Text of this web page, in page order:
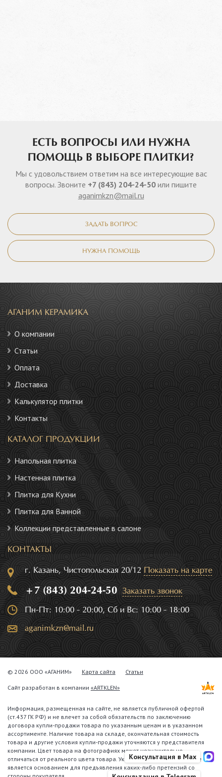
ЕСТЬ ВОПРОСЫ ИЛИ НУЖНА
ПОМОЩЬ В ВЫБОРЕ ПЛИТКИ?
Мы с удовольствием ответим на все интересующие вас
вопросы. Звоните +7 (843) 204-24-50 или пишите
aganimkzn@mail.ru
ЗАДАТЬ ВОПРОС
НУЖНА ПОМОЩЬ
АГАНИМ КЕРАМИКА
О компании
Статьи
Оплата
Доставка
Калькулятор плитки
Контакты
КАТАЛОГ ПРОДУКЦИИ
Напольная плитка
Настенная плитка
Плитка для Кухни
Плитка для Ванной
Коллекции представленные в салоне
КОНТАКТЫ
г. Казань, Чистопольская 20/12 Показать на карте
+7 (843) 204-24-50 Заказать звонок
Пн-Пт: 10:00 - 20:00, Сб и Вс: 10:00 - 18:00
aganimkzn@mail.ru
© 2026 ООО «АГАНИМ» Карта сайта Статьи
Сайт разработан в компании «ARTKLEN»
Информация, размещенная на сайте, не является публичной офертой
(ст.437 ГК РФ) и не влечет за собой обязательств по заключению
договора купли-продажи товара по указанным ценам и в указанном
ассортименте. Наличие товара на складе, окончательная стоимость
товара и другие условия купли-продажи уточняются у представителя
компании. Цвет товара на фотографиях может незначительно
отличаться от реального цвета товара. Указанное обстоятельство не
является основанием для предъявления каких-либо претензий со
Консультация в Max